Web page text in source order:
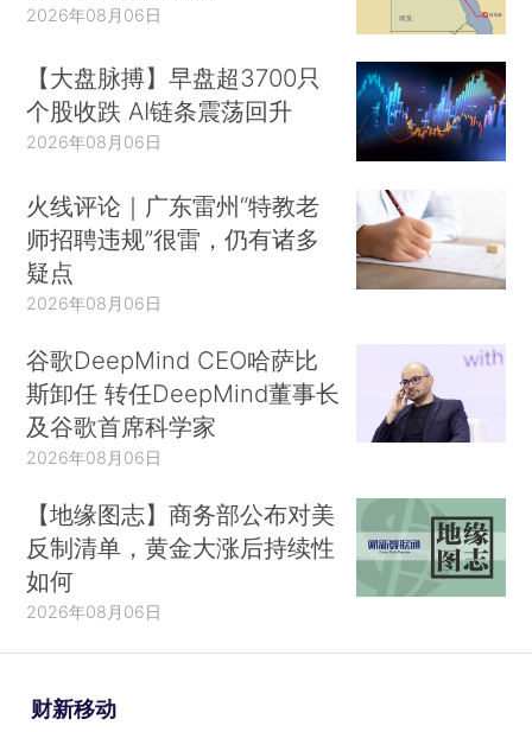
2026年08月06日
【大盘脉搏】早盘超3700只
个股收跌 AI链条震荡回升
2026年08月06日
火线评论｜广东雷州“特教老
师招聘违规”很雷，仍有诸多
疑点
2026年08月06日
谷歌DeepMind CEO哈萨比
斯卸任 转任DeepMind董事长
及谷歌首席科学家
2026年08月06日
【地缘图志】商务部公布对美
反制清单，黄金大涨后持续性
如何
2026年08月06日
财新移动